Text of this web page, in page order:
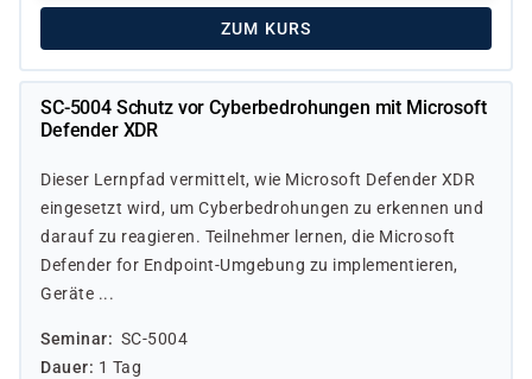
ZUM KURS
SC-5004 Schutz vor Cyberbedrohungen mit Microsoft
Defender XDR
Dieser Lernpfad vermittelt, wie Microsoft Defender XDR
eingesetzt wird, um Cyberbedrohungen zu erkennen und
darauf zu reagieren. Teilnehmer lernen, die Microsoft
Defender for Endpoint-Umgebung zu implementieren,
Geräte ...
Seminar
SC-5004
Dauer
1 Tag